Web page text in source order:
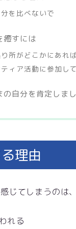
を比べないで
癒すには
所がどこかにあれ
ィア活動に参加し
の自分を肯定しま
理由
じてしまうのは、
れる